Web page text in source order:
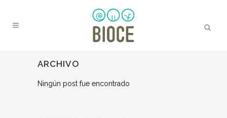
ARCHIVO
Ningún post fue encontrado